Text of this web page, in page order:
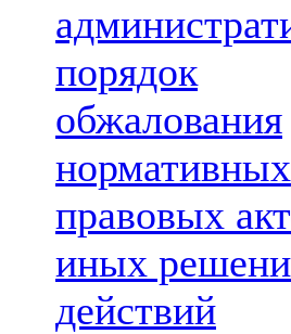
порядок
обжалования
нормативных
правовых
иных
действий